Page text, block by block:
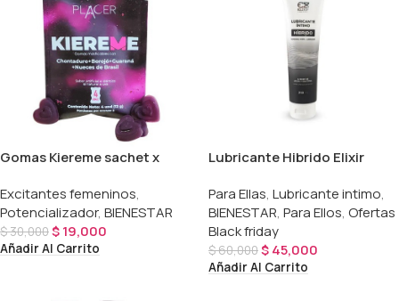
Gomas Kiereme sachet x
Excitantes femeninos,
Potencializador, BIENESTAR
$30,000$19,000
Añadir Al Carrito
Lubricante Hibrido Elixir
Para Ellas, Lubricante intimo,
BIENESTAR, Para Ellos, Ofertas
Black friday
$60,000$45,000
Añadir Al Carrito